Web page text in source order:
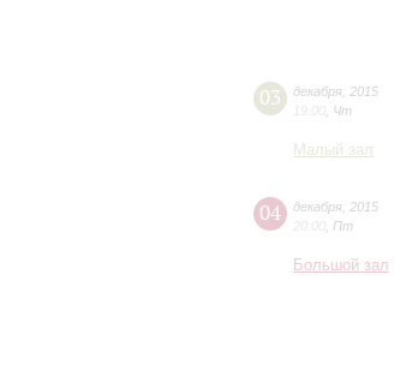
03 декабря 2015
19:00 Чт
Малый зал
04 декабря 2015
20:00 Пт
Большой зал